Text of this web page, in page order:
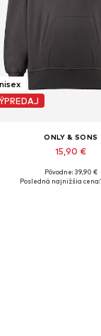
ONLY & SONS
15,90 €
Dostupné veľkosti:
Pôvodne: 39,90 €
Posledná najnižšia cena: